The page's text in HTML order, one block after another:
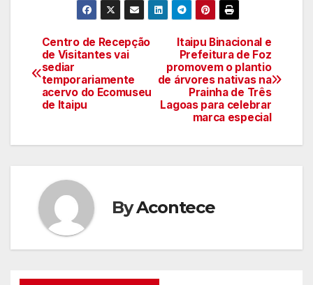
Navegação
de
artigos
Itaipu Binacional e
Prefeitura de Foz
promovem o plantio
de árvores nativas na
Prainha de Três
Lagoas para celebrar
marca especial
Centro de Recepção
de Visitantes vai
sediar
temporariamente
acervo do Ecomuseu
de Itaipu
ByAcontece